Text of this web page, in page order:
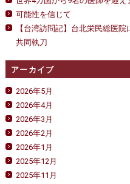
可能性を信じて
【台湾訪問記】台北栄民総医
共同執刀
アーカイブ
2026年5月
2026年4月
2026年3月
2026年2月
2026年1月
2025年12月
2025年11月